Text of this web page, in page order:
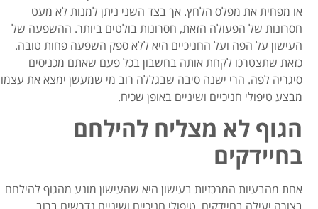
או מפחית את מפלס הלחץ. אך בצד השני ניתן למנות לא מעט
חסרונות של הפעולה הזאת, חסרונות בולטים ביותר. ההשפעה של
העישון על הפה ועל החניכיים היא ללא ספק השפעה פחות טובה.
כזאת שתצטרכו לקחת אותה בחשבון בכל פעם שאתם מכניסים
סיגריה לפה. הרי ישנה סיבה שבגללה רוב מי שמעשן ימצא את עצמו
מבצע טיפולי חניכיים ושיניים באופן שכיח.
הגוף לא מצליח להילחם
בחיידקים
אחת מהבעיות המרכזיות בעישון היא שהעישון מונע מהגוף להילחם